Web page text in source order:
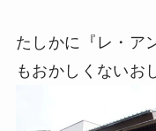
たしかに『レ・ア
もおかしくないお